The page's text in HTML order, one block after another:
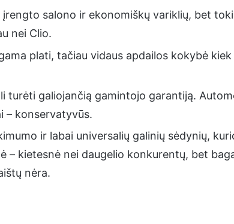
įrengto salono ir ekonomiškų variklių, bet
nei Clio.
plati, tačiau vidaus apdailos kokybė kiek
turėti galiojančią gamintojo garantiją.
– konservatyvūs.
ir labai universalių galinių sėdynių,
– kietesnė nei daugelio konkurentų, bet
nėra.